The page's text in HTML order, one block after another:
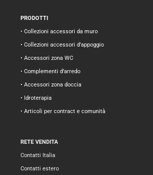
PRODOTTI
• Collezioni accessori da muro
• Collezioni accessori d’appoggio
• Accessori zona WC
• Complementi d’arredo
• Accessori zona doccia
• Idroterapia
• Articoli per contract e comunità
RETE VENDITA
Contatti Italia
Contatti estero